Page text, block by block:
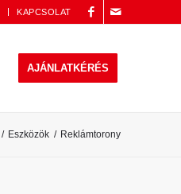
KAPCSOLAT
AJÁNLATKÉRÉS
/ Eszközök / Reklámtorony